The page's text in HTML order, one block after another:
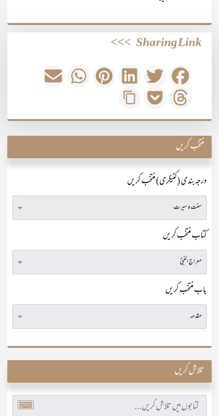
Sharing Link
>>>
منتخب کریں
درجہ بندی (کٹیگری) منتخب کریں
کتاب منتخب کریں
باب منتخب کریں
تلاش کریں